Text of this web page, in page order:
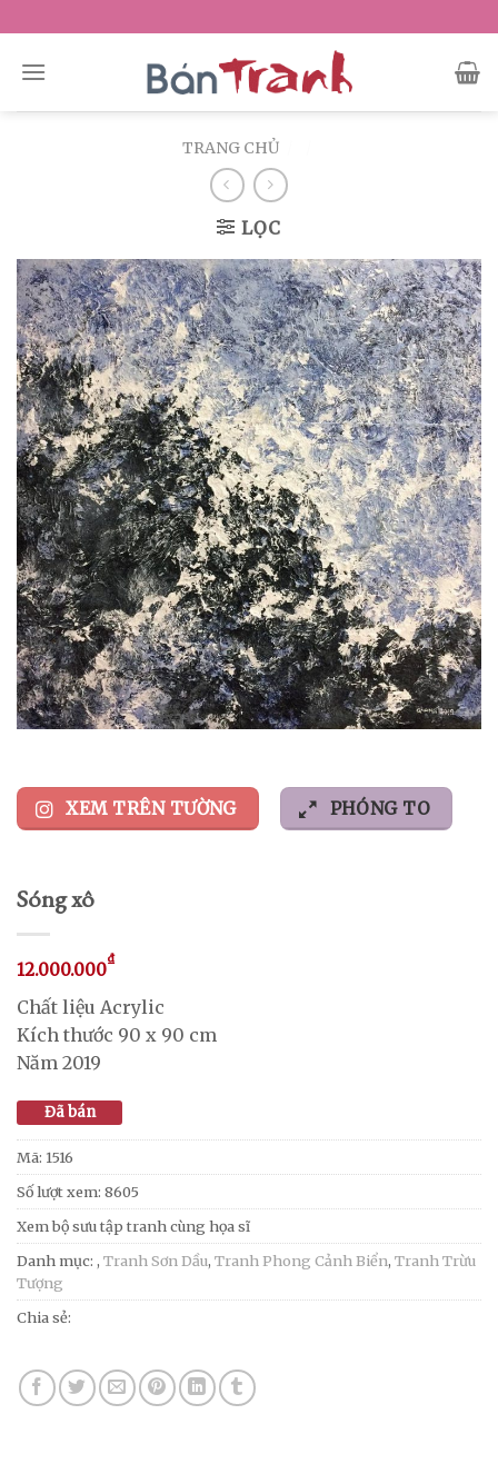
to
content
TRANG CHỦ
LỌC
XEM TRÊN TƯỜNG PHÓNG TO
Sóng xô
12.000.000₫
Chất liệu Acrylic
Kích thước 90 x 90 cm
Năm 2019
Đã bán
Mã: 1516
Số lượt xem: 8605
Xem bộ sưu tập tranh cùng họa sĩ
Danh mục: , Tranh Sơn Dầu, Tranh Phong Cảnh Biển, Tranh Trừu
Tượng
Chia sẻ: